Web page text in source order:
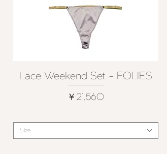
クイックビュー
Lace Weekend Set - FOLIES
価格
￥21,560
Size